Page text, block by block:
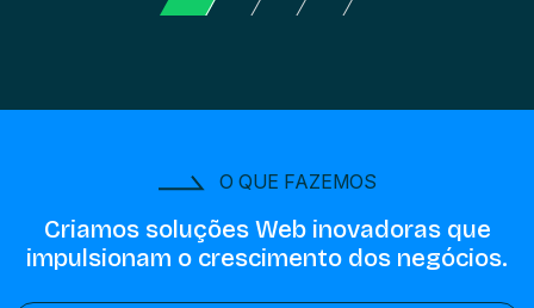
O QUE FAZEMOS
Criamos soluções Web inovadoras que
impulsionam o crescimento dos negócios.